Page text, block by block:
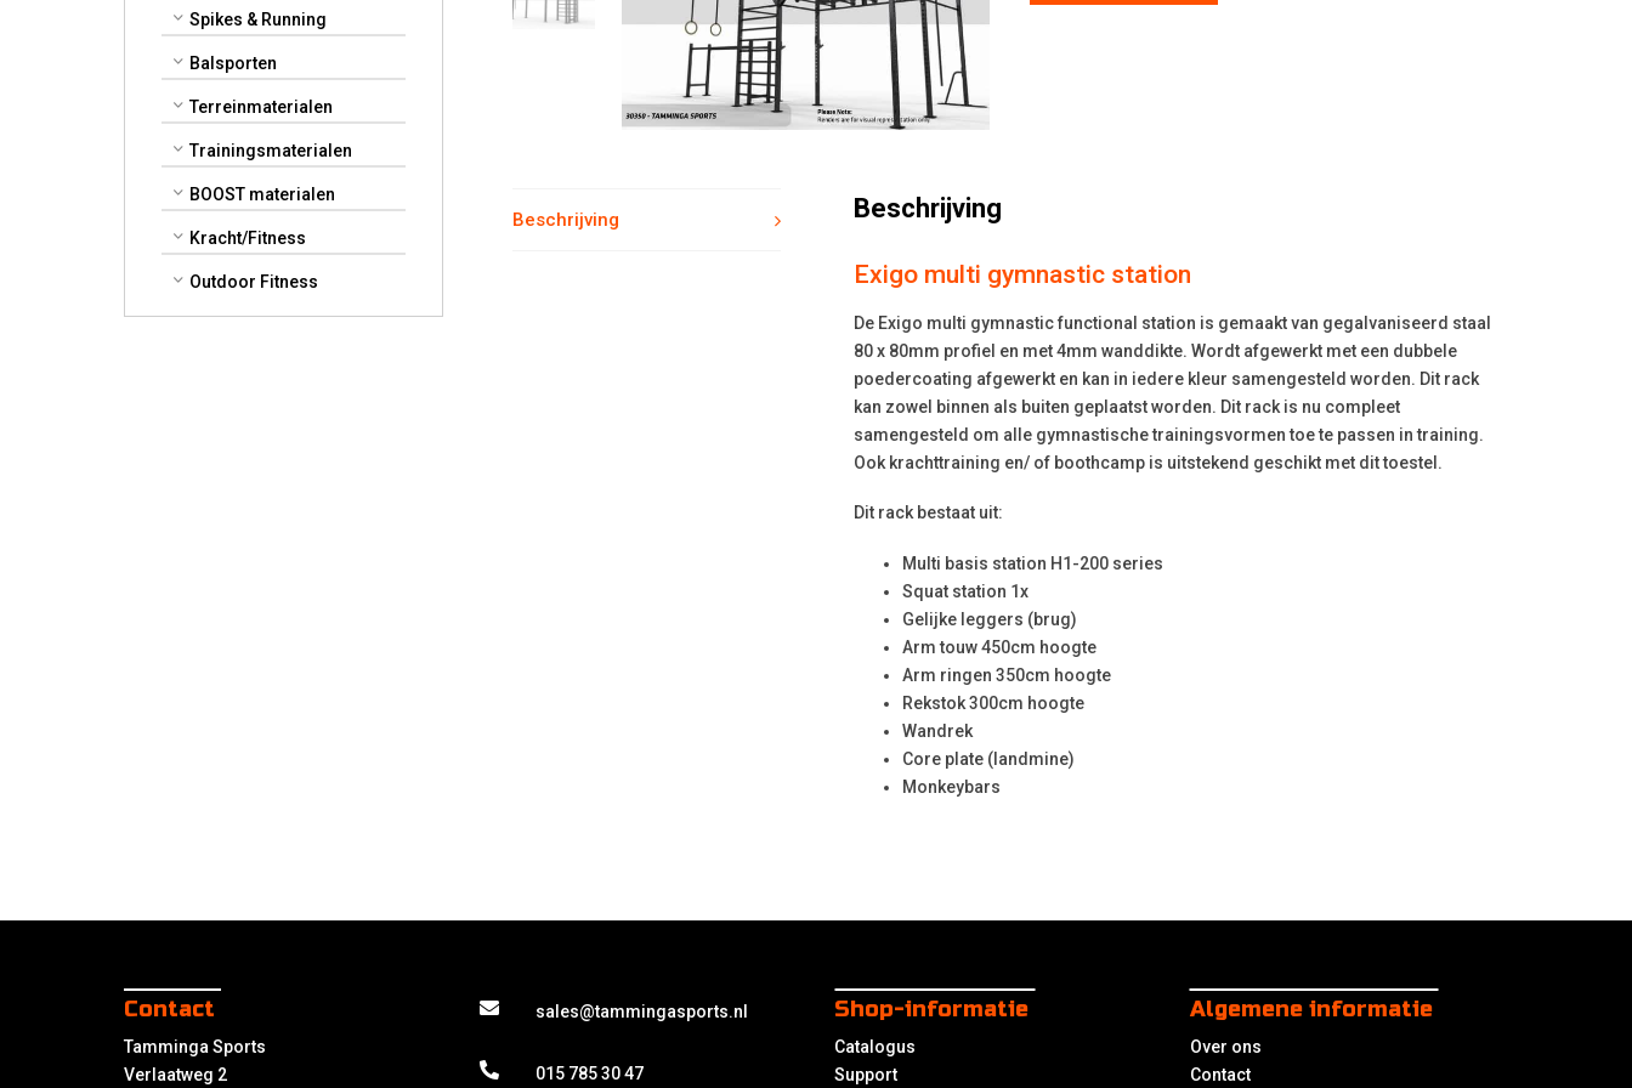
Spikes & Running
Balsporten
Terreinmaterialen
Trainingsmaterialen
BOOST materialen
Kracht/Fitness
Outdoor Fitness
Beschrijving Beschrijving
Exigo multi gymnastic station
De Exigo multi gymnastic functional station is gemaakt van gegalvaniseerd staal
80 x 80mm profiel en met 4mm wanddikte. Wordt afgewerkt met een dubbele
poedercoating afgewerkt en kan in iedere kleur samengesteld worden. Dit rack
kan zowel binnen als buiten geplaatst worden. Dit rack is nu compleet
samengesteld om alle gymnastische trainingsvormen toe te passen in training.
Ook krachttraining en/ of boothcamp is uitstekend geschikt met dit toestel.
Dit rack bestaat uit:
Multi basis station H1-200 series
Squat station 1x
Gelijke leggers (brug)
Arm touw 450cm hoogte
Arm ringen 350cm hoogte
Rekstok 300cm hoogte
Wandrek
Core plate (landmine)
Monkeybars
Contact
Tamminga Sports
Verlaatweg 2
sales@tammingasports.nl
015 785 30 47
Shop-informatie
Catalogus
Support
Algemene informatie
Over ons
Contact